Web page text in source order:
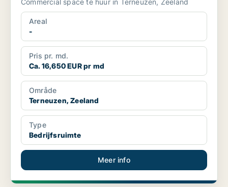
Commercial space te huur in Terneuzen, Zeeland
Areal
-
Pris pr. md.
Ca. 16,650 EUR pr md
Område
Terneuzen, Zeeland
Type
Bedrijfsruimte
Meer info